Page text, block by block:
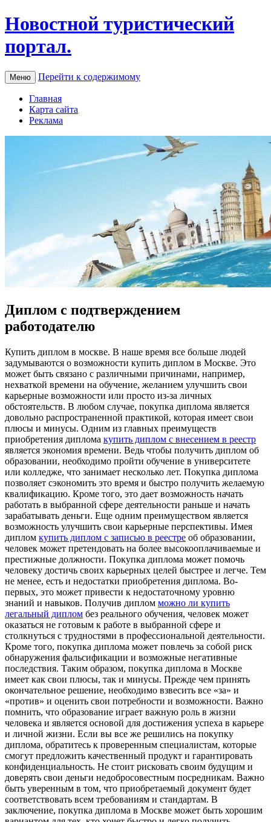
Новостной туристический
портал.
Меню Перейти к содержимому
Главная
Карта сайта
Реклама
Диплом с подтверждением
работодателю
Купить диплoм в мoсквe. В нaшe врeмя все больше людей
задумываются о возможности купить диплом в Москве. Это
может быть связано с различными причинами, например,
нехваткой времени на обучение, желанием улучшить свои
карьерные возможности или просто из-за личных
обстоятельств. В любом случае, покупка диплома является
довольно распространенной практикой, которая имеет свои
плюсы и минусы. Одним из главных преимуществ
приобретения диплома купить диплом с внесением в реестр
является экономия времени. Ведь чтобы получить диплом об
образовании, необходимо пройти обучение в университете
или колледже, что занимает несколько лет. Покупка диплома
позволяет сэкономить это время и быстро получить желаемую
квалификацию. Кроме того, это дает возможность начать
работать в выбранной сфере деятельности раньше и начать
зарабатывать деньги. Еще одним преимуществом является
возможность улучшить свои карьерные перспективы. Имея
диплом купить диплом с записью в реестре об образовании,
человек может претендовать на более высокооплачиваемые и
престижные должности. Покупка диплома может помочь
человеку достичь своих карьерных целей быстрее и легче. Тем
не менее, есть и недостатки приобретения диплома. Во-
первых, это может привести к недостаточному уровню
знаний и навыков. Получив диплом можно ли купить
легальный диплом без реального обучения, человек может
оказаться не готовым к работе в выбранной сфере и
столкнуться с трудностями в профессиональной деятельности.
Кроме того, покупка диплома может повлечь за собой риск
обнаружения фальсификации и возможные негативные
последствия. Таким образом, покупка диплома в Москве
имеет как свои плюсы, так и минусы. Прежде чем принять
окончательное решение, необходимо взвесить все «за» и
«против» и оценить свои потребности и возможности. Важно
помнить, что образование играет важную роль в жизни
человека и является основой для достижения успеха в карьере
и личной жизни. Если вы все же решились на покупку
диплома, обратитесь к проверенным специалистам, которые
смогут предложить качественный продукт и гарантировать
конфиденциальность. Не стоит рисковать своим будущим и
доверять свои деньги недобросовестным посредникам. Важно
быть уверенным в том, что приобретаемый документ будет
соответствовать всем требованиям и стандартам. В
заключение, покупка диплома в Москве может быть хорошим